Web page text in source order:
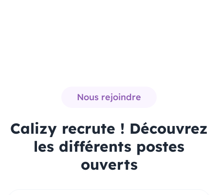
Nous rejoindre
Calizy recrute ! Découvrez
les différents postes
ouverts